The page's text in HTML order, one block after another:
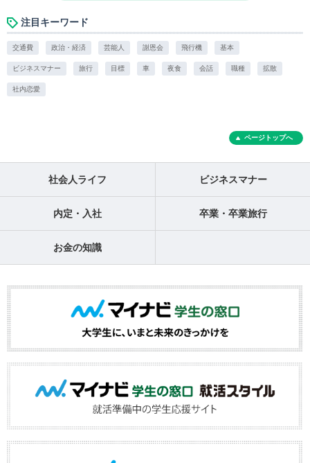
注目キーワード
交通費 政治・経済 芸能人 謝恩会 飛行機 基本
ビジネスマナー 旅行 目標 車 夜食 会話 職種 拡散
社内恋愛
ページトップへ
社会人ライフ ビジネスマナー
内定・入社 卒業・卒業旅行
お金の知識